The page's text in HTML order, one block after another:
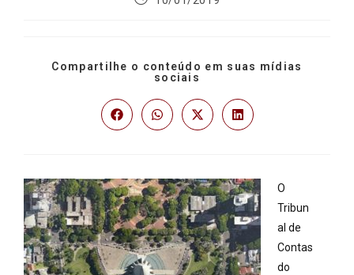
Compartilhe o conteúdo em suas mídias
sociais
O
Tribun
al de
Contas
do